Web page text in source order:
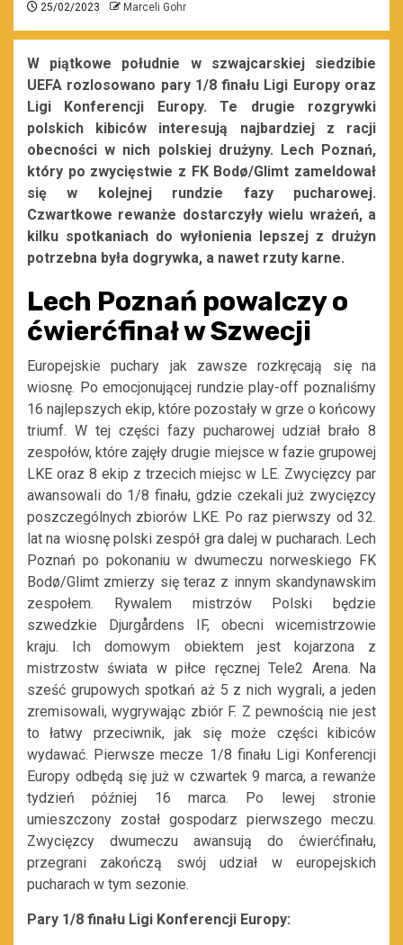
25/02/2023 Marceli Gohr
W piątkowe południe w szwajcarskiej siedzibie
UEFA rozlosowano pary 1/8 finału Ligi Europy oraz
Ligi Konferencji Europy. Te drugie rozgrywki
polskich kibiców interesują najbardziej z racji
obecności w nich polskiej drużyny. Lech Poznań,
który po zwycięstwie z FK Bodø/Glimt zameldował
się w kolejnej rundzie fazy pucharowej.
Czwartkowe rewanże dostarczyły wielu wrażeń, a
kilku spotkaniach do wyłonienia lepszej z drużyn
potrzebna była dogrywka, a nawet rzuty karne.
Lech Poznań powalczy o
ćwierćfinał w Szwecji
Europejskie puchary jak zawsze rozkręcają się na
wiosnę. Po emocjonującej rundzie play-off poznaliśmy
16 najlepszych ekip, które pozostały w grze o końcowy
triumf. W tej części fazy pucharowej udział brało 8
zespołów, które zajęły drugie miejsce w fazie grupowej
LKE oraz 8 ekip z trzecich miejsc w LE. Zwycięzcy par
awansowali do 1/8 finału, gdzie czekali już zwycięzcy
poszczególnych zbiorów LKE. Po raz pierwszy od 32.
lat na wiosnę polski zespół gra dalej w pucharach. Lech
Poznań po pokonaniu w dwumeczu norweskiego FK
Bodø/Glimt zmierzy się teraz z innym skandynawskim
zespołem. Rywalem mistrzów Polski będzie
szwedzkie Djurgårdens IF, obecni wicemistrzowie
kraju. Ich domowym obiektem jest kojarzona z
mistrzostw świata w piłce ręcznej Tele2 Arena. Na
sześć grupowych spotkań aż 5 z nich wygrali, a jeden
zremisowali, wygrywając zbiór F. Z pewnością nie jest
to łatwy przeciwnik, jak się może części kibiców
wydawać. Pierwsze mecze 1/8 finału Ligi Konferencji
Europy odbędą się już w czwartek 9 marca, a rewanże
tydzień później 16 marca. Po lewej stronie
umieszczony został gospodarz pierwszego meczu.
Zwycięzcy dwumeczu awansują do ćwierćfinału,
przegrani zakończą swój udział w europejskich
pucharach w tym sezonie.
Pary 1/8 finału Ligi Konferencji Europy: